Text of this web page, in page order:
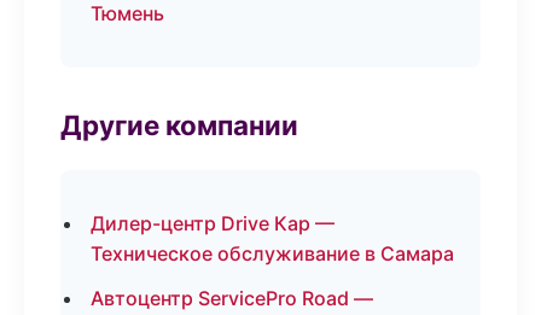
Тюмень
Другие компании
Дилер-центр Drive Кар —
Техническое обслуживание в Самара
Автоцентр ServicePro Road —